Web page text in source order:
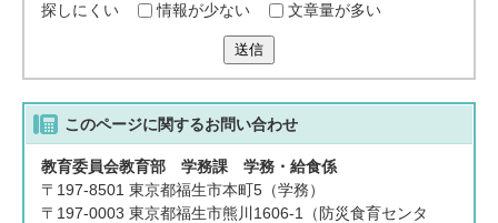
探しにくい
情報が少ない 文章量が多い
送信
このページに関するお問い合わせ
教育委員会教育部 学務課 学務・給食係
〒197-8501 東京都福生市本町5（学務）
〒197-0003 東京都福生市熊川1606-1（防災食育センタ